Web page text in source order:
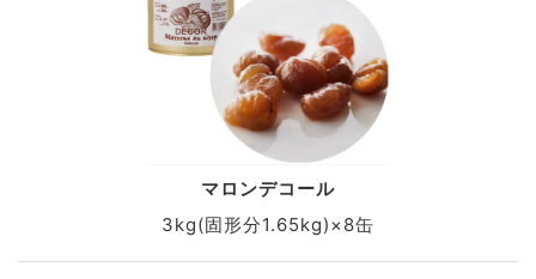
マロンデコール
3kg(固形分1.65kg)×8缶